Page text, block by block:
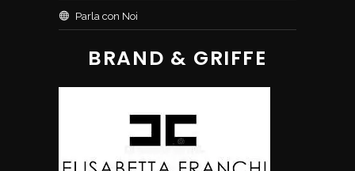
Parla con Noi
BRAND & GRIFFE